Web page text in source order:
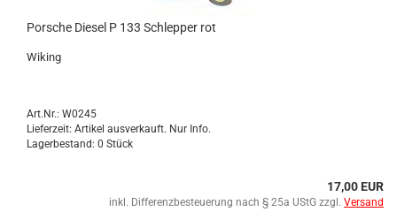
Por­sche Die­sel P 133 Schlep­per rot
Wi­king
Art.Nr.: W0245
Lieferzeit: Artikel ausverkauft. Nur Info.
Lagerbestand: 0 Stück
17,00 EUR
inkl. Differenzbesteuerung nach § 25a UStG zzgl. Versand